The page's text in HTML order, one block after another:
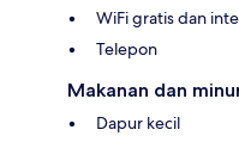
WiFi gratis dan
Telepon
Makanan dan
Dapur kecil